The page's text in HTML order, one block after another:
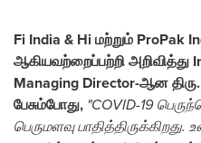
Fi India & Hi மற்றும் ProPak
ஆகியவற்றைப்பற்றி அறிவித்து
Managing Director-ஆன
பேசும்போது, "COVID-19
பெருமளவு